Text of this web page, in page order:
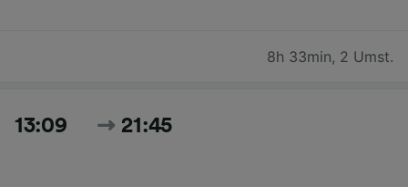
8h 33min, 2 Umst.
13:09 21:45